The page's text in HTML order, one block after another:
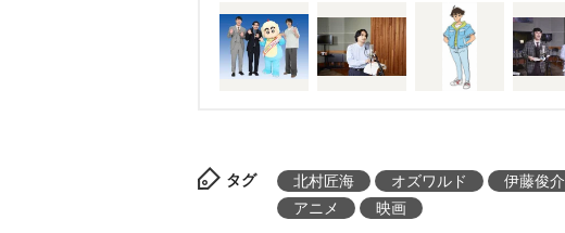
タグ 北村匠海 オズワルド 伊藤俊介
アニメ
映画